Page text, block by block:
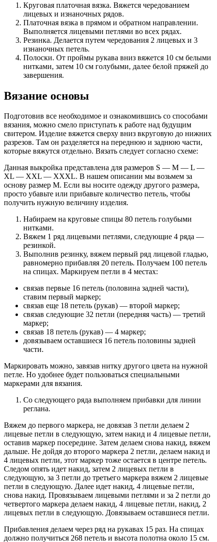
Круговая платочная вязка. Вяжется чередованием
лицевых и изнаночных рядов.
Платочная вязка в прямом и обратном направлении.
Выполняется лицевыми петлями во всех рядах.
Резинка. Делается путем чередования 2 лицевых и 3
изнаночных петель.
Полоски. От проймы рукава вниз вяжется 10 см белыми
нитками, затем 10 см голубыми, далее белой пряжей до
завершения.
Вязание основы
Подготовив все необходимое и ознакомившись со способами
вязания, можно смело приступать к работе над будущим
свитером. Изделие вяжется сверху вниз вкруговую до нижних
разрезов. Там он разделяется на переднюю и заднюю части,
которые вяжутся отдельно. Вязать следует согласно схеме:
Данная выкройка представлена для размеров S — M — L —
XL — XXL — XXXL. В нашем описании мы возьмем за
основу размер М. Если вы носите одежду другого размера,
просто убавьте или прибавьте количество петель, чтобы
получить нужную величину изделия.
Набираем на круговые спицы 80 петель голубыми
нитками.
Вяжем 1 ряд лицевыми петлями, следующие 4 ряда —
резинкой.
Выполнив резинку, вяжем первый ряд лицевой гладью,
равномерно прибавляя 20 петель. Получаем 100 петель
на спицах. Маркируем петли в 4 местах:
связав первые 16 петель (половина задней части),
ставим первый маркер;
связав еще 18 петель (рукав) — второй маркер;
связав следующие 32 петли (передняя часть) — третий
маркер;
связав 18 петель (рукав) — 4 маркер;
довязываем оставшиеся 16 петель половины задней
части.
Маркировать можно, завязав нитку другого цвета на нужной
петле. Но удобнее будет пользоваться специальными
маркерами для вязания.
Со следующего ряда выполняем прибавки для линии
реглана.
Вяжем до первого маркера, не довязав 3 петли делаем 2
лицевые петли в следующую, затем накид и 4 лицевые петли,
оставив маркер посередине. Затем делаем снова накид, вяжем
дальше. Не дойдя до второго маркера 2 петли, делаем накид и
4 лицевых петли, этот маркер тоже остается в центре петель.
Следом опять идет накид, затем 2 лицевых петли в
следующую, за 3 петли до третьего маркера вяжем 2 лицевые
петли в следующую. Далее идет накид, 4 лицевые петли,
снова накид. Провязываем лицевыми петлями и за 2 петли до
четвертого маркера делаем накид, 4 лицевые петли, накид, 2
лицевых петли в следующую. Довязываем оставшиеся петли.
Прибавления делаем через ряд на рукавах 15 раз. На спицах
должно получиться 268 петель и высота полотна около 15 см.